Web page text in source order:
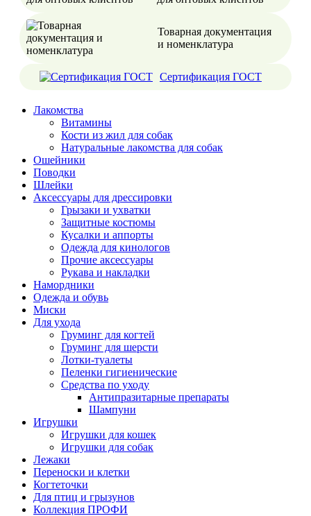
Товарная документация
и номенклатура
Сертификация ГОСТ
Лакомства
Витамины
Кости из жил для собак
Натуральные лакомства для собак
Ошейники
Поводки
Шлейки
Аксессуары для дрессировки
Грызаки и ухватки
Защитные костюмы
Кусалки и аппорты
Одежда для кинологов
Прочие аксессуары
Рукава и накладки
Намордники
Одежда и обувь
Миски
Для ухода
Груминг для когтей
Груминг для шерсти
Лотки-туалеты
Пеленки гигиенические
Средства по уходу
Антипразитарные препараты
Шампуни
Игрушки
Игрушки для кошек
Игрушки для собак
Лежаки
Переноски и клетки
Когтеточки
Для птиц и грызунов
Коллекция ПРОФИ